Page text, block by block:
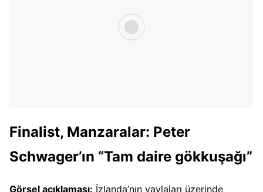
Finalist, Manzaralar: Peter
Schwager’ın “Tam daire gökkuşağı”
Görsel açıklaması: İzlanda’nın yaylaları üzerinde